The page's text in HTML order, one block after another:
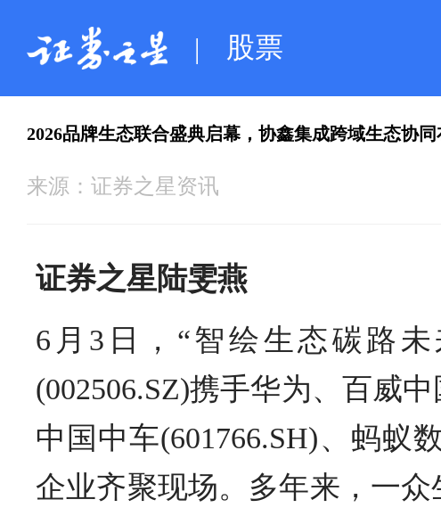
| 股票
2026品牌生态联合盛典启幕，协鑫集成跨域生态协
来源： 证券之星资讯
证券之星陆雯燕
6月3日，“智绘生态碳路
(002506.SZ)携手华为、百威
中国中车(601766.SH)、蚂蚁
企业齐聚现场。多年来，一